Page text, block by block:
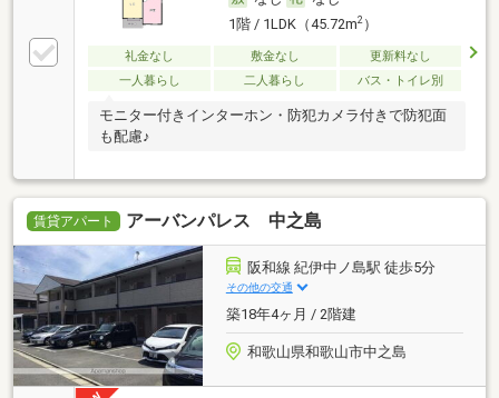
1階 / 1LDK（45.72m2）
礼金なし 敷金なし
更新料なし
一人暮らし
二人暮らし バス・トイレ別
モニター付きインターホン・防犯カメラ付きで防犯面
も配慮♪
賃貸アパート アーバンパレス 中之島
阪和線 紀伊中ノ島駅 徒歩5分
その他の交通
築18年4ヶ月 / 2階建
和歌山県和歌山市中之島